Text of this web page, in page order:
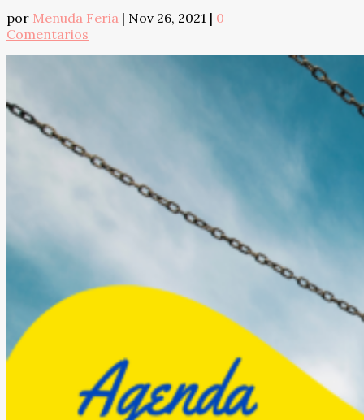
por Menuda Feria | Nov 26, 2021 | 0
Comentarios